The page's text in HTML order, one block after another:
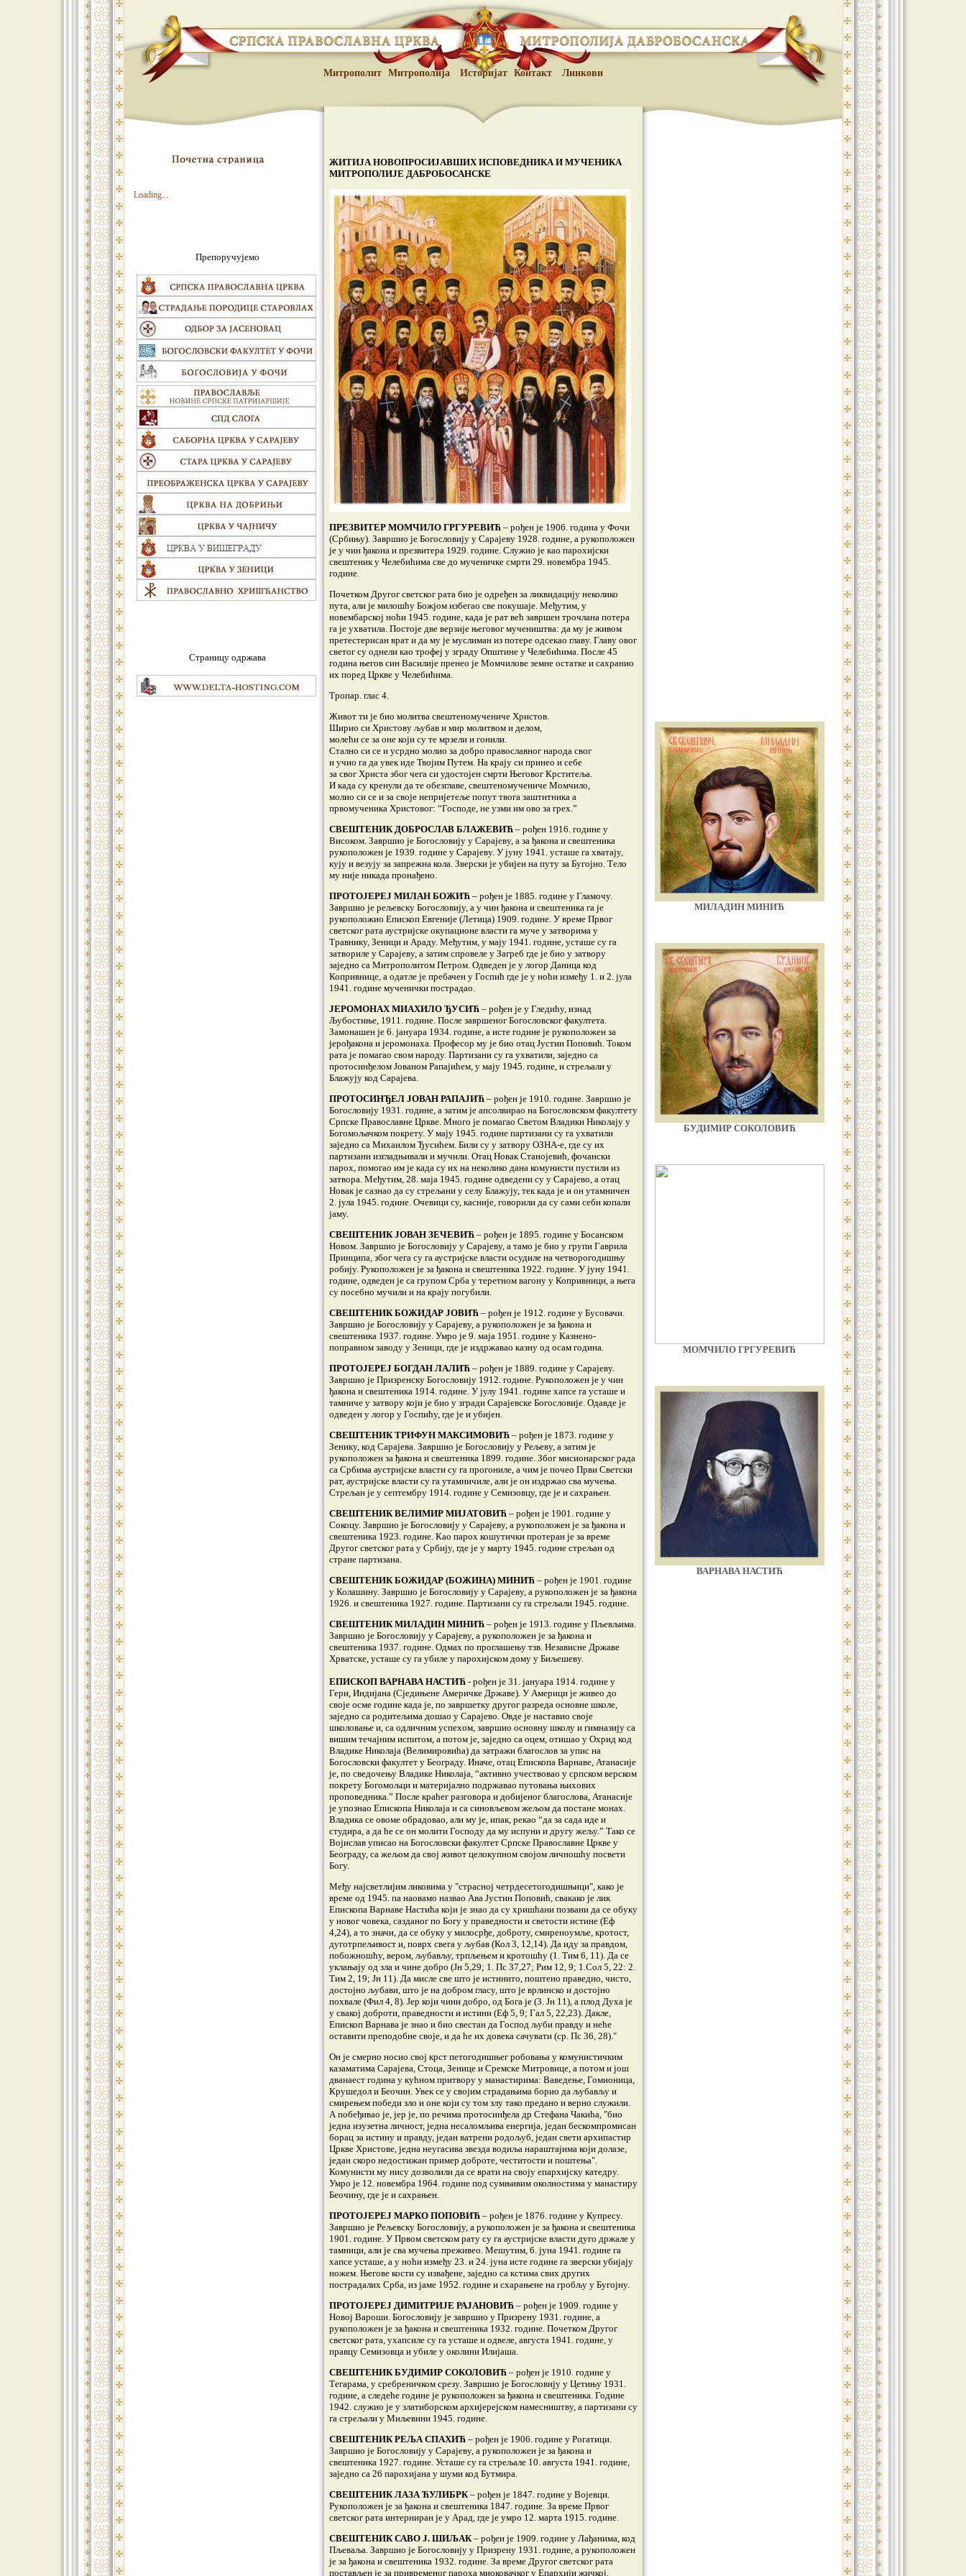
МитрополитМитрополијаИсторијат Контакт Линкови
Loading...
Препоручујемо
Страницу одржава
ЖИТИЈА НОВОПРОСИЈАВШИХ ИСПОВЕДНИКА И МУЧЕНИКА
МИТРОПОЛИЈЕ ДАБРОБОСАНСКЕ
ПРЕЗВИТЕР МОМЧИЛО ГРГУРЕВИЋ – рођен је 1906. година у Фочи
(Србињу). Завршио је Богословију у Сарајеву 1928. године, а рукоположен
је у чин ђакона и презвитера 1929. године. Служио је као парохијски
свештеник у Челебићима све до мученичке смрти 29. новембра 1945.
године.
Почетком Другог светског рата био је одређен за ликвидацију неколико
пута, али је милошћу Божјом избегао све покушаје. Међутим, у
новембарској ноћи 1945. године, када је рат већ завршен трочлана потера
га је ухватила. Постоје две верзије његовог мучеништва: да му је живом
претестерисан врат и да му је муслиман из потере одсекао главу. Главу овог
светог су однели као трофеј у зграду Општине у Челебићима. После 45
година његов син Василије пренео је Момчилове земне остатке и сахранио
их поред Цркве у Челебићима.
Тропар. глас 4.
Живот ти је био молитва свештеномучениче Христов.
Ширио си Христову љубав и мир молитвом и делом,
молећи се за оне који су те мрзели и гонили.
Стално си се и усрдно молио за добро православног народа свог
и учио га да увек иде Твојим Путем. На крају си принео и себе
за свог Христа због чега си удостојен смрти Његовог Крститеља.
И када су кренули да те обезглаве, свештеномучениче Момчило,
молио си се и за своје непријетеље попут твога заштитника а
првомученика Христовог: “Господе, не узми им ово за грех.”
СВЕШТЕНИК ДОБРОСЛАВ БЛАЖЕВИЋ – рођен 1916. године у
Високом. Завршио је Богословију у Сарајеву, а за ђакона и свештеника
рукоположен је 1939. године у Сарајеву. У јуну 1941. усташе га хватају,
кују и везују за запрежна кола. Зверски је убијен на путу за Бугојно. Тело
му није никада пронађено.
ПРОТОЈЕРЕЈ МИЛАН БОЖИЋ – рођен је 1885. године у Гламочу.
Завршио је рељевску Богословију, а у чин ђакона и свештеника га је
рукоположио Епископ Евгеније (Летица) 1909. године. У време Првог
светског рата аустријске окупационе власти га муче у затворима у
Травнику, Зеници и Араду. Међутим, у мају 1941. године, усташе су га
затвориле у Сарајеву, а затим спровеле у Загреб где је био у затвору
заједно са Митрополитом Петром. Одведен је у логор Даница код
Копривнице, а одатле је пребачен у Госпић где је у ноћи између 1. и 2. јула
1941. године мученички пострадао.
ЈЕРОМОНАХ МИАХИЛО ЂУСИЋ – рођен је у Гледићу, изнад
Љубостиње, 1911. године. После завршеног Богословског факултета.
Замонашен је 6. јануара 1934. године, а исте године је рукоположен за
јерођакона и јеромонаха. Професор му је био отац Јустин Поповић. Током
рата је помагао свом народу. Партизани су га ухватили, заједно са
протосинђелом Јованом Рапајићем, у мају 1945. године, и стрељали у
Блажују код Сарајева.
ПРОТОСИНЂЕЛ ЈОВАН РАПАЈИЋ – рођен је 1910. године. Завршио је
Богословију 1931. године, а затим је апсолвирао на Богословском факултету
Српске Православне Цркве. Много је помагао Светом Владики Николају у
Богомољачком покрету. У мају 1945. године партизани су га ухватили
заједно са Михаилом Ђусићем. Били су у затвору ОЗНА-е, где су их
партизани изгладњивали и мучили. Отац Новак Станојевић, фочански
парох, помогао им је када су их на неколико дана комунисти пустили из
затвора. Међутим, 28. маја 1945. године одведени су у Сарајево, а отац
Новак је сазнао да су стрељани у селу Блажују, тек када је и он утамничен
2. јула 1945. године. Очевици су, касније, говорили да су сами себи копали
јаму.
СВЕШТЕНИК ЈОВАН ЗЕЧЕВИЋ – рођен је 1895. године у Босанском
Новом. Завршио је Богословију у Сарајеву, а тамо је био у групи Гаврила
Принципа, због чега су га аустријске власти осудиле на четворогодишњу
робију. Рукоположен је за ђакона и свештеника 1922. године. У јуну 1941.
године, одведен је са групом Срба у теретном вагону у Копривници, а њега
су посебно мучили и на крају погубили.
СВЕШТЕНИК БОЖИДАР ЈОВИЋ – рођен је 1912. године у Бусовачи.
Завршио је Богословију у Сарајеву, а рукоположен је за ђакона и
свештеника 1937. године. Умро је 9. маја 1951. године у Казнено-
поправном заводу у Зеници, где је издржавао казну од осам година.
ПРОТОЈЕРЕЈ БОГДАН ЛАЛИЋ – рођен је 1889. године у Сарајеву.
Завршио је Призренску Богословију 1912. године. Рукоположен је у чин
ђакона и свештеника 1914. године. У јулу 1941. године хапсе га усташе и
тамниче у затвору који је био у згради Сарајевске Богословије. Одавде је
одведен у логор у Госпићу, где је и убијен.
СВЕШТЕНИК ТРИФУН МАКСИМОВИЋ – рођен је 1873. године у
Зенику, код Сарајева. Завршио је Богословију у Рељеву, а затим је
рукоположен за ђакона и свештеника 1899. године. Због мисионарског рада
са Србима аустријске власти су га прогониле, а чим је почео Први Светски
рат, аустријске власти су га утамничиле, али је он издржао сва мучења.
Стрељан је у септембру 1914. године у Семизовцу, где је и сахрањен.
СВЕШТЕНИК ВЕЛИМИР МИЈАТОВИЋ – рођен је 1901. године у
Сокоцу. Завршио је Богословију у Сарајеву, а рукоположен је за ђакона и
свештеника 1923. године. Као парох кошутички протеран је за време
Другог светског рата у Србију, где је у марту 1945. године стрељан од
стране партизана.
СВЕШТЕНИК БОЖИДАР (БОЖИНА) МИНИЋ – рођен је 1901. године
у Колашину. Завршио је Богословију у Сарајеву, а рукоположен је за ђакона
1926. и свештеника 1927. године. Партизани су га стрељали 1945. године.
СВЕШТЕНИК МИЛАДИН МИНИЋ – рођен је 1913. године у Пљевљима.
Завршио је Богословију у Сарајеву, а рукоположен је за ђакона и
свештеника 1937. године. Одмах по проглашењу тзв. Независне Државе
Хрватске, усташе су га убиле у парохијском дому у Биљешеву.
ЕПИСКОП ВАРНАВА НАСТИЋ - рођен је 31. јануара 1914. године у
Гери, Индијана (Сједињене Америчке Државе). У Америци је живео до
своје осме године када је, по завршетку другог разреда основне школе,
заједно са родитељима дошао у Сарајево. Овде је наставио своје
школовање и, са одличним успехом, завршио основну школу и гимназију са
вишим течајним испитом, а потом је, заједно са оцем, отишао у Охрид код
Владике Николаја (Велимировића) да затражи благослов за упис на
Богословски факултет у Београду. Иначе, отац Епископа Варнаве, Атанасије
је, по сведочењу Владике Николаја, “активно учествовао у српском верском
покрету Богомољци и материјално подржавао путовања њихових
проповедника.” После краћег разговора и добијеног благослова, Атанасије
је упознао Епископа Николаја и са синовљевом жељом да постане монах.
Владика се овоме обрадовао, али му је, ипак, рекао “да за сада иде и
студира, а да ће се он молити Господу да му испуни и другу жељу.” Тако се
Војислав уписао на Богословски факултет Српске Православне Цркве у
Београду, са жељом да свој живот целокупном својом личношћу посвети
Богу.
Међу најсветлијим ликовима у "страсној четрдесетогодишњици", како је
време од 1945. па наовамо назвао Ава Јустин Поповић, свакако је лик
Епископа Варнаве Настића који је знао да су хришћани позвани да се обуку
у новог човека, сазданог по Богу у праведности и светости истине (Еф
4,24), а то значи, да се обуку у милосрђе, доброту, смиреноумље, кротост,
дуготрпељивост и, поврх свега у љубав (Кол 3, 12,14). Да иду за правдом,
побожношћу, вером, љубављу, трпљењем и кротошћу (1. Тим 6, 11). Да се
уклањају од зла и чине добро (Јн 5,29; 1. Пс 37,27; Рим 12, 9; 1.Сол 5, 22: 2.
Тим 2, 19; Јн 11). Да мисле све што је истинито, поштено праведно, чисто,
достојно љубави, што је на добром гласу, што је врлинско и достојно
похвале (Фил 4, 8). Јер који чини добро, од Бога је (3. Јн 11), а плод Духа је
у свакој доброти, праведности и истини (Еф 5, 9; Гал 5, 22,23). Дакле,
Епископ Варнава је знао и био свестан да Господ љуби правду и неће
оставити преподобне своје, и да ће их довека сачувати (ср. Пс 36, 28)."
Он је смерно носио свој крст петогодишњег робовања у комунистичким
казаматима Сарајева, Стоца, Зенице и Сремске Митровице, а потом и још
дванаест година у кућном притвору у манастирима: Ваведење, Гомионица,
Крушедол и Беочин. Увек се у својим страдањима борио да љубављу и
смирењем победи зло и оне који су том злу тако предано и верно служили.
А побеђивао је, јер је, по речима протосинђела др Стефана Чакића, "био
једна изузетна личност, једна несаломљива енергија, један бескомпромисан
борац за истину и правду, један ватрени родољуб, један свети архипастир
Цркве Христове, једна неугасива звезда водиља нараштајима који долазе,
један скоро недостижан пример доброте, честитости и поштења".
Комунисти му нису дозволили да се врати на своју епархијску катедру.
Умро је 12. новембра 1964. године под сумњивим околностима у манастиру
Беочину, где је и сахрањен.
ПРОТОЈЕРЕЈ МАРКО ПОПОВИЋ – рођен је 1876. године у Купресу.
Завршио је Рељевску Богословију, а рукоположен је за ђакона и свештеника
1901. године. У Првом светском рату су га аустријске власти дуго држале у
тамници, али је сва мучења преживео. Мешутим, 6. јуна 1941. године га
хапсе усташе, а у ноћи између 23. и 24. јуна исте године га зверски убијају
ножем. Његове кости су извађене, заједно са кстима свих других
пострадалих Срба, из јаме 1952. године и схарањене на гробљу у Бугојну.
ПРОТОЈЕРЕЈ ДИМИТРИЈЕ РАЈАНОВИЋ – рођен је 1909. године у
Новој Вароши. Богословију је завршио у Призрену 1931. године, а
рукоположен је за ђакона и свештеника 1932. године. Почетком Другог
светског рата, ухапсиле су га усташе и одвеле, августа 1941. године, у
правцу Семизовца и убиле у околини Илијаша.
СВЕШТЕНИК БУДИМИР СОКОЛОВИЋ – рођен је 1910. године у
Тегарама, у сребреничком срезу. Завршио је Богословију у Цетињу 1931.
године, а следеће године је рукоположен за ђакона и свештеника. Године
1942. служио је у златиборском архијерејском намесништву, а партизани су
га стрељали у Миљевини 1945. године.
СВЕШТЕНИК РЕЉА СПАХИЋ – рођен је 1906. године у Рогатици.
Завршио је Богословију у Сарајеву, а рукоположен је за ђакона и
свештеника 1927. године. Усташе су га стрељале 10. августа 1941. године,
заједно са 26 парохијана у шуми код Бутмира.
СВЕШТЕНИК ЛАЗА ЋУЛИБРК– рођен је 1847. године у Војевци.
Рукоположен је за ђакона и свештеника 1847. године. За време Првог
светског рата интерниран је у Арад, где је умро 12. марта 1915. године.
СВЕШТЕНИК САВО Ј. ШИЉАК– рођен је 1909. године у Лађанима, код
Пљеваља. Завршио је Богословију у Призрену 1931. године, а рукоположен
је за ђакона и свештеника 1932. године. За време Другог светског рата
постављен је за привременог пароха миоковачког у Епархији жичкој.
МИЛАДИН МИНИЋ
БУДИМИР СОКОЛОВИЋ
МОМЧИЛО ГРГУРЕВИЋ
ВАРНАВА НАСТИЋ